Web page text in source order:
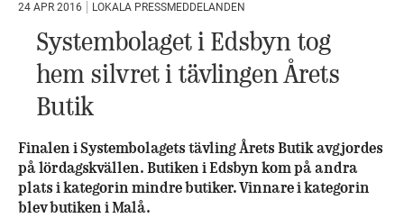
24 APR 2016 LOKALA PRESSMEDDELANDEN
Systembolaget i Edsbyn tog
hem silvret i tävlingen Årets
Butik
Finalen i Systembolagets tävling Årets Butik avgjordes
på lördagskvällen. Butiken i Edsbyn kom på andra
plats i kategorin mindre butiker. Vinnare i kategorin
blev butiken i Malå.